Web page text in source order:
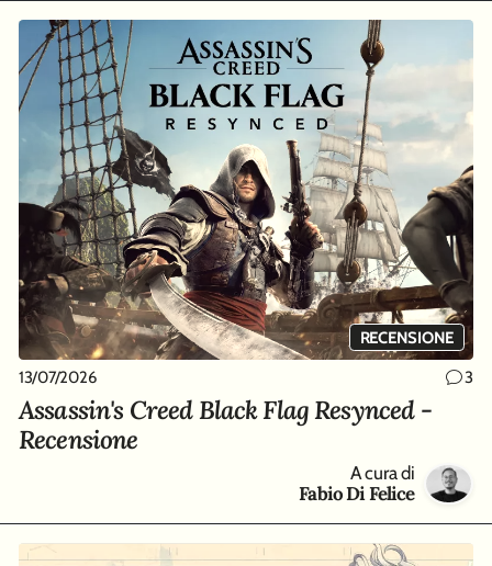
RECENSIONE
13/07/2026 3
Assassin's Creed Black Flag Resynced -
Recensione
A cura di
Fabio Di Felice